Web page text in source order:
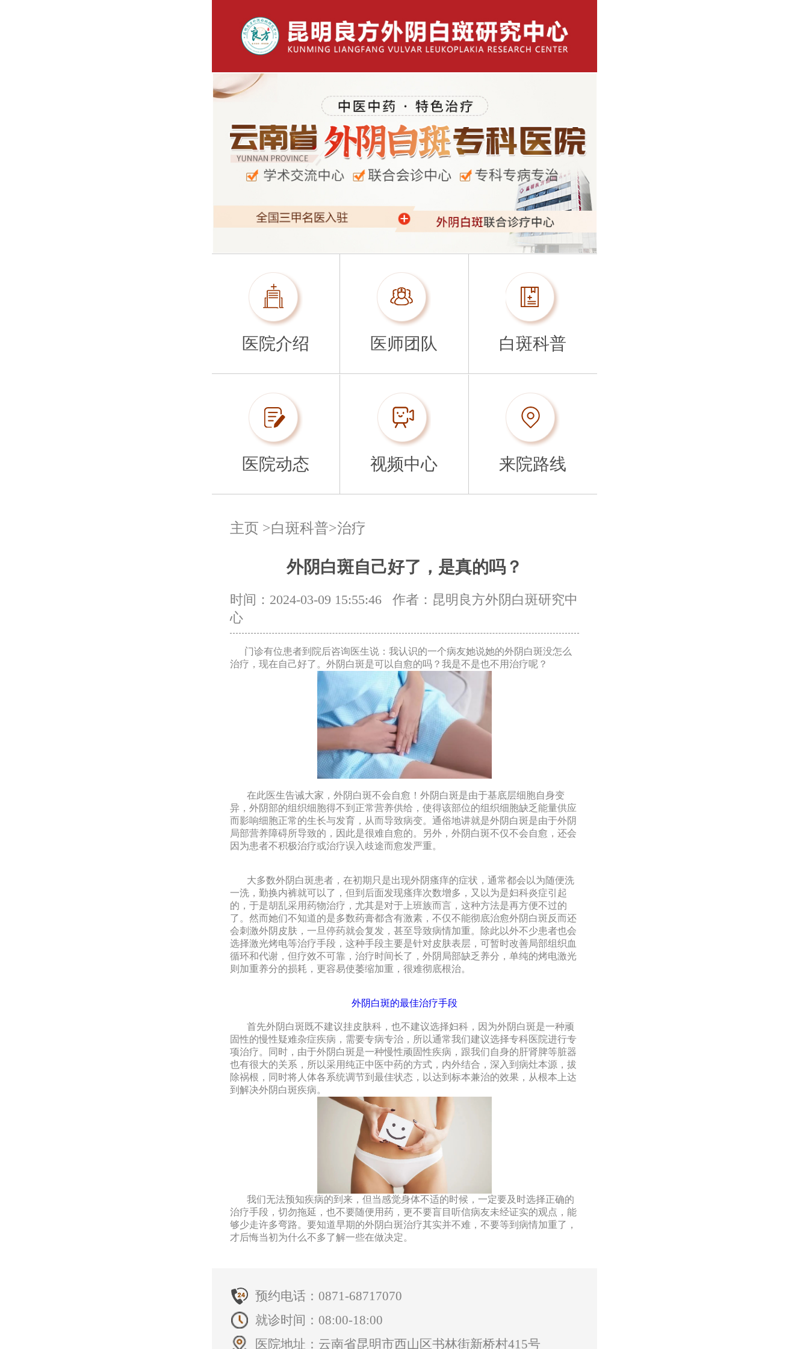
医院介绍 医师团队 白斑科普
医院动态 视频中心 来院路线
主页 >白斑科普>治疗
外阴白斑自己好了，是真的吗？
时间：2024-03-09 15:55:46
作者：昆明良方外阴白斑研究中
心
门诊有位患者到院后咨询医生说：我认识的一个病友她说她的外阴白斑没怎么
治疗，现在自己好了。外阴白斑是可以自愈的吗？我是不是也不用治疗呢？
在此医生告诫大家，外阴白斑不会自愈！外阴白斑是由于基底层细胞自身变
异，外阴部的组织细胞得不到正常营养供给，使得该部位的组织细胞缺乏能量供应
而影响细胞正常的生长与发育，从而导致病变。通俗地讲就是外阴白斑是由于外阴
局部营养障碍所导致的，因此是很难自愈的。另外，外阴白斑不仅不会自愈，还会
因为患者不积极治疗或治疗误入歧途而愈发严重。
大多数外阴白斑患者，在初期只是出现外阴瘙痒的症状，通常都会以为随便洗
一洗，勤换内裤就可以了，但到后面发现瘙痒次数增多，又以为是妇科炎症引起
的，于是胡乱采用药物治疗，尤其是对于上班族而言，这种方法是再方便不过的
了。然而她们不知道的是多数药膏都含有激素，不仅不能彻底治愈外阴白斑反而还
会刺激外阴皮肤，一旦停药就会复发，甚至导致病情加重。除此以外不少患者也会
选择激光烤电等治疗手段，这种手段主要是针对皮肤表层，可暂时改善局部组织血
循环和代谢，但疗效不可靠，治疗时间长了，外阴局部缺乏养分，单纯的烤电激光
则加重养分的损耗，更容易使萎缩加重，很难彻底根治。
外阴白斑的最佳治疗手段
首先外阴白斑既不建议挂皮肤科，也不建议选择妇科，因为外阴白斑是一种顽
固性的慢性疑难杂症疾病，需要专病专治，所以通常我们建议选择专科医院进行专
项治疗。同时，由于外阴白斑是一种慢性顽固性疾病，跟我们自身的肝肾脾等脏器
也有很大的关系，所以采用纯正中医中药的方式，内外结合，深入到病灶本源，拔
除祸根，同时将人体各系统调节到最佳状态，以达到标本兼治的效果，从根本上达
到解决外阴白斑疾病。
我们无法预知疾病的到来，但当感觉身体不适的时候，一定要及时选择正确的
治疗手段，切勿拖延，也不要随便用药，更不要盲目听信病友未经证实的观点，能
够少走许多弯路。要知道早期的外阴白斑治疗其实并不难，不要等到病情加重了，
才后悔当初为什么不多了解一些在做决定。
预约电话： 0871-68717070
就诊时间：08:00-18:00
医院地址：云南省昆明市西山区书林街新桥村415号